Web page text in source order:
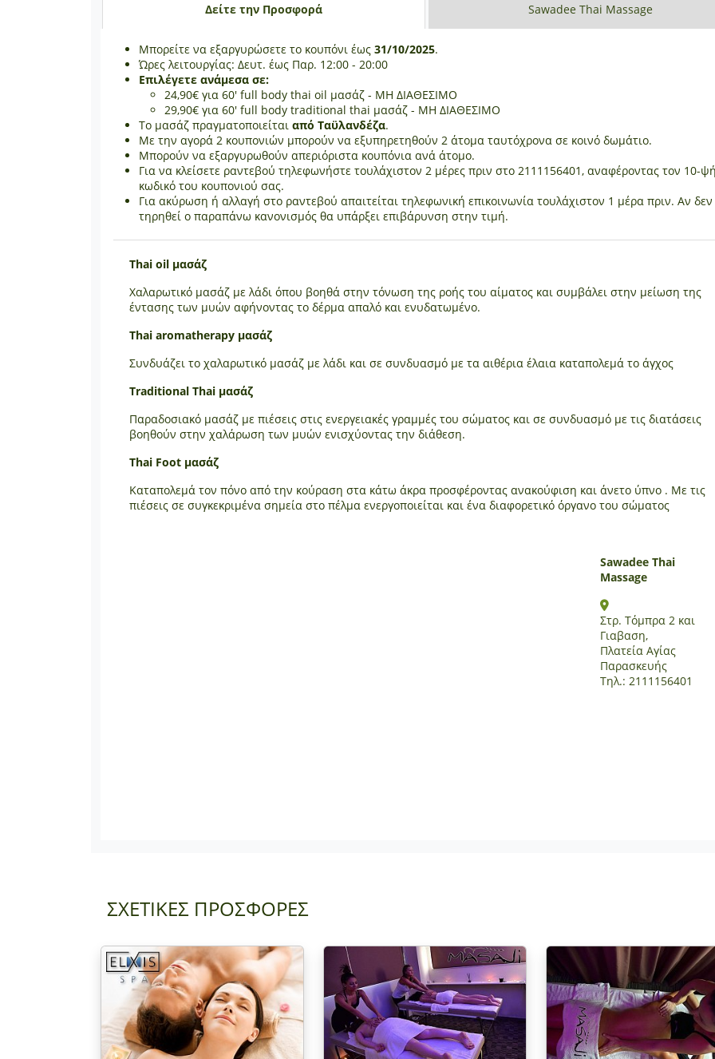
Δείτε την Προσφορά Sawadee Thai Massage
Μπορείτε να εξαργυρώσετε το κουπόνι έως 31/10/2025.
Ώρες λειτουργίας: Δευτ. έως Παρ. 12:00 - 20:00
Επιλέγετε ανάμεσα σε:
24,90€ για 60' full body thai oil μασάζ - ΜΗ ΔΙΑΘΕΣΙΜΟ
29,90€ για 60' full body traditional thai μασάζ - ΜΗ ΔΙΑΘΕΣΙΜΟ
Το μασάζ πραγματοποιείται από Ταϋλανδέζα.
Με την αγορά 2 κουπονιών μπορούν να εξυπηρετηθούν 2 άτομα ταυτόχρονα σε κοινό δωμάτιο.
Μπορούν να εξαργυρωθούν απεριόριστα κουπόνια ανά άτομο.
Για να κλείσετε ραντεβού τηλεφωνήστε τουλάχιστον 2 μέρες πριν στο 2111156401, αναφέροντας τον 10-
κωδικό του κουπονιού σας.
Για ακύρωση ή αλλαγή στο ραντεβού απαιτείται τηλεφωνική επικοινωνία τουλάχιστον 1 μέρα πριν. Αν δεν
τηρηθεί ο παραπάνω κανονισμός θα υπάρξει επιβάρυνση στην τιμή.
Thai oil μασάζ
Χαλαρωτικό μασάζ με λάδι όπου βοηθά στην τόνωση της ροής του αίματος και συμβάλει στην μείωση της
έντασης των μυών αφήνοντας το δέρμα απαλό και ενυδατωμένο.
Thai aromatherapy μασάζ
Συνδυάζει το χαλαρωτικό μασάζ με λάδι και σε συνδυασμό με τα αιθέρια έλαια καταπολεμά το άγχος
Traditional Thai μασάζ
Παραδοσιακό μασάζ με πιέσεις στις ενεργειακές γραμμές του σώματος και σε συνδυασμό με τις διατάσεις
βοηθούν στην χαλάρωση των μυών ενισχύοντας την διάθεση.
Thai Foot μασάζ
Καταπολεμά τον πόνο από την κούραση στα κάτω άκρα προσφέροντας ανακούφιση και άνετο ύπνο . Με τις
πιέσεις σε συγκεκριμένα σημεία στο πέλμα ενεργοποιείται και ένα διαφορετικό όργανο του σώματος
Sawadee Thai
Massage
Στρ. Τόμπρα 2 και
Γιαβαση,
Πλατεία Αγίας
Παρασκευής
Τηλ.: 2111156401
ΣΧΕΤΙΚΕΣ ΠΡΟΣΦΟΡΕΣ